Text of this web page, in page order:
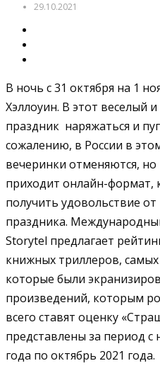
29.10.2021
В ночь с 31 октября на 1
Хэллоуин. В этот веселый
праздник наряжаться и
сожалению, в России в
вечеринки отменяются,
приходит онлайн-формат,
получить удовольствие от
праздника.
Storytel предлагает
книжных триллеров,
которые были
произведений, которым
всего ставят оценку
представлены за период с
года по октябрь 2021 года.